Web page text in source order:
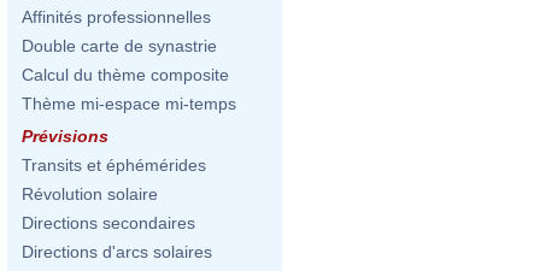
Affinités professionnelles
Double carte de synastrie
Calcul du thème composite
Thème mi-espace mi-temps
Prévisions
Transits et éphémérides
Révolution solaire
Directions secondaires
Directions d'arcs solaires